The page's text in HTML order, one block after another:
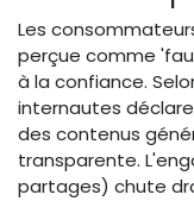
Les
perçue comme
à la confiance.
internautes
des contenus
transparente.
partages) chute